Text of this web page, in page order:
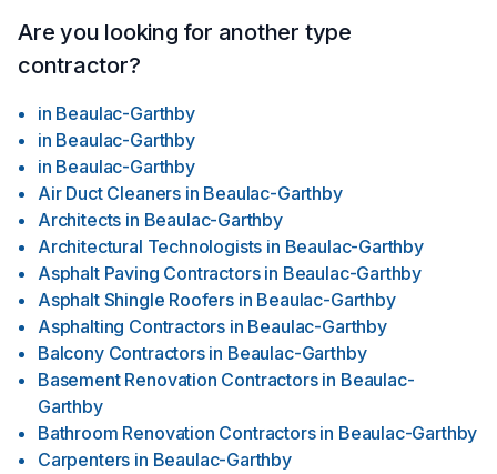
Are you looking for another type
contractor?
in Beaulac-Garthby
in Beaulac-Garthby
in Beaulac-Garthby
Air Duct Cleaners in Beaulac-Garthby
Architects in Beaulac-Garthby
Architectural Technologists in Beaulac-Garthby
Asphalt Paving Contractors in Beaulac-Garthby
Asphalt Shingle Roofers in Beaulac-Garthby
Asphalting Contractors in Beaulac-Garthby
Balcony Contractors in Beaulac-Garthby
Basement Renovation Contractors in Beaulac-
Garthby
Bathroom Renovation Contractors in Beaulac-Garthby
Carpenters in Beaulac-Garthby